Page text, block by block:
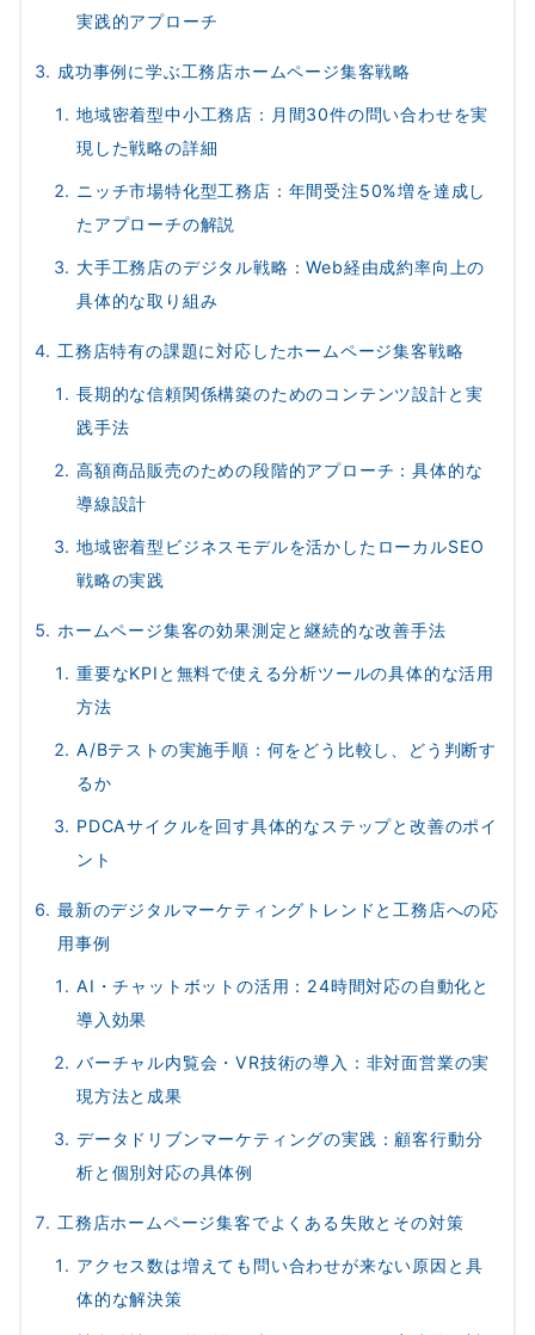
実践的アプローチ
成功事例に学ぶ工務店ホームページ集客戦略
地域密着型中小工務店：月間30件の問い合わせを実
現した戦略の詳細
ニッチ市場特化型工務店：年間受注50%増を達成し
たアプローチの解説
大手工務店のデジタル戦略：Web経由成約率向上の
具体的な取り組み
工務店特有の課題に対応したホームページ集客戦略
長期的な信頼関係構築のためのコンテンツ設計と実
践手法
高額商品販売のための段階的アプローチ：具体的な
導線設計
地域密着型ビジネスモデルを活かしたローカルSEO
戦略の実践
ホームページ集客の効果測定と継続的な改善手法
重要なKPIと無料で使える分析ツールの具体的な活用
方法
A/Bテストの実施手順：何をどう比較し、どう判断す
るか
PDCAサイクルを回す具体的なステップと改善のポイ
ント
最新のデジタルマーケティングトレンドと工務店への応
用事例
AI・チャットボットの活用：24時間対応の自動化と
導入効果
バーチャル内覧会・VR技術の導入：非対面営業の実
現方法と成果
データドリブンマーケティングの実践：顧客行動分
析と個別対応の具体例
工務店ホームページ集客でよくある失敗とその対策
アクセス数は増えても問い合わせが来ない原因と具
体的な解決策